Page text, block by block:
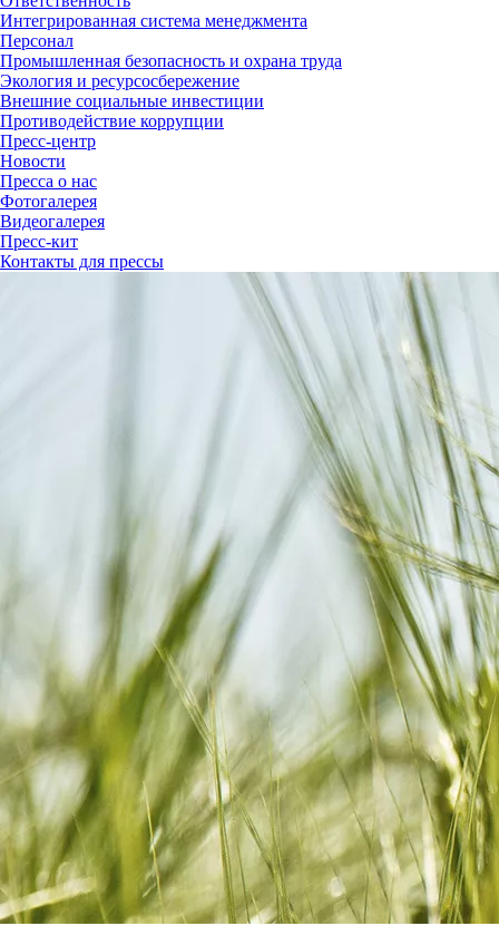
Интегрированная система менеджмента
Персонал
Промышленная безопасность и охрана труда
Экология и ресурсосбережение
Внешние социальные инвестиции
Противодействие коррупции
Пресс-центр
Новости
Пресса о нас
Фотогалерея
Видеогалерея
Пресс-кит
Контакты для прессы